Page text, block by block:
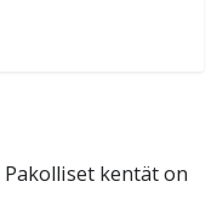
Pakolliset kentät on